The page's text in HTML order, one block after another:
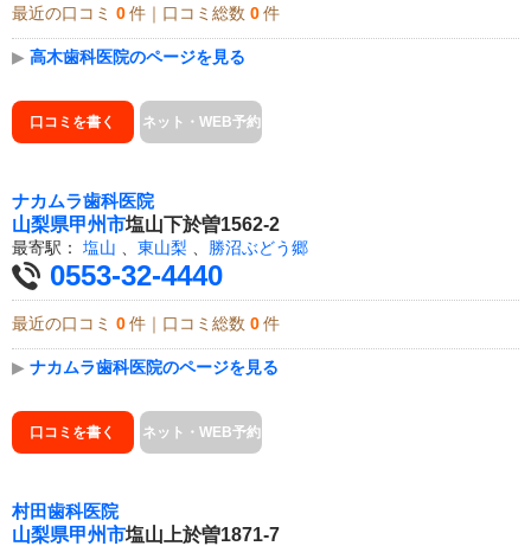
最近の口コミ 0 件｜口コミ総数 0 件
▶ 高木歯科医院のページを見る
口コミを書く ネット・WEB予約
ナカムラ歯科医院
山梨県甲州市塩山下於曽1562-2
最寄駅： 塩山 東山梨 勝沼ぶどう郷
0553-32-4440
最近の口コミ 0 件｜口コミ総数 0 件
▶ ナカムラ歯科医院のページを見る
口コミを書く ネット・WEB予約
村田歯科医院
山梨県甲州市塩山上於曽1871-7